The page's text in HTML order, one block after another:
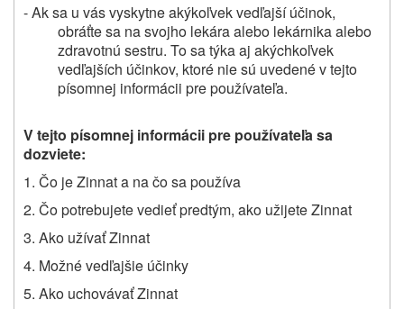
- Ak sa u vás vyskytne akýkoľvek vedľajší účinok,
obráťte sa na svojho lekára alebo lekárnika alebo
zdravotnú sestru. To sa týka aj akýchkoľvek
vedľajších účinkov, ktoré nie sú uvedené v tejto
písomnej informácii pre používateľa.
V tejto písomnej informácii pre používateľa sa
dozviete:
1. Čo je Zinnat a na čo sa používa
2. Čo potrebujete vedieť predtým, ako užijete Zinnat
3. Ako užívať Zinnat
4. Možné vedľajšie účinky
5. Ako uchovávať Zinnat